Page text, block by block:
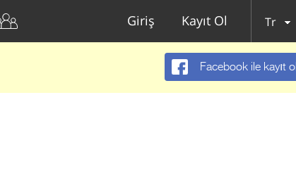
Giriş Kayıt Ol Tr
Facebook ile kayıt ol